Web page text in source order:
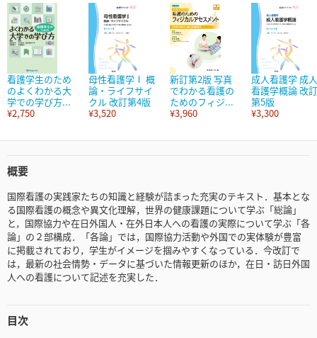
看護学生のため
のよくわかる大
学での学び方...
¥2,750
母性看護学Ⅰ 概
論・ライフサイ
クル 改訂第4版
¥3,520
新訂第2版 写真
でわかる看護の
ためのフィジ...
¥3,960
成人看護学 成人
看護学概論 改訂
第5版
¥3,300
概要
国際看護の実践家たちの知識と経験が詰まった充実のテキスト．基本とな
る国際看護の概念や異文化理解，世界の健康課題について学ぶ「総論」
と，国際協力や在日外国人・在外日本人への看護の実際について学ぶ「各
論」の２部構成．「各論」では，国際協力活動や外国での実体験が豊富
に掲載されており，学生がイメージを掴みやすくなっている．今改訂で
は，最新の社会情勢・データに基づいた情報更新のほか，在日・訪日外国
人への看護について記述を充実した．
目次